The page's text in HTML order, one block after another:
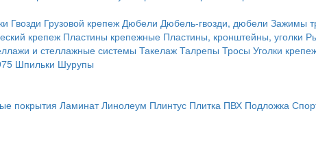
Гвозди Грузовой крепеж Дюбели Дюбель-гвозди, дюбели Зажимы
крепеж Пластины крепежные Пластины, кронштейны, уголки
и стеллажные системы Такелаж Талрепы Тросы Уголки
Шпильки Шурупы
покрытия Ламинат Линолеум Плинтус Плитка ПВХ Подложка